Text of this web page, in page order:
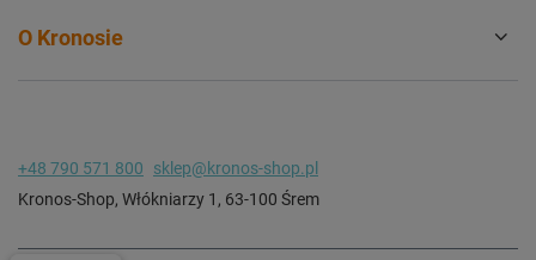
O Kronosie
+48 790 571 800
sklep@kronos-shop.pl
Kronos-Shop, Włókniarzy 1 , 63-100 Śrem